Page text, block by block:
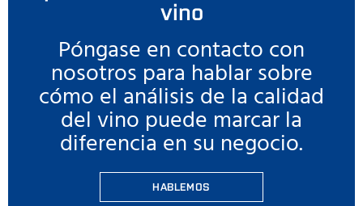
vino
Póngase en contacto con
nosotros para hablar sobre
cómo el análisis de la calidad
del vino puede marcar la
diferencia en su negocio.
HABLEMOS